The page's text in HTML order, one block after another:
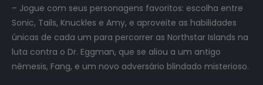
– Jogue com seus personagens favoritos: escolha entre
Sonic, Tails, Knuckles e Amy, e aproveite as habilidades
únicas de cada um para percorrer as Northstar Islands na
luta contra o Dr. Eggman, que se aliou a um antigo
nêmesis, Fang, e um novo adversário blindado misterioso.